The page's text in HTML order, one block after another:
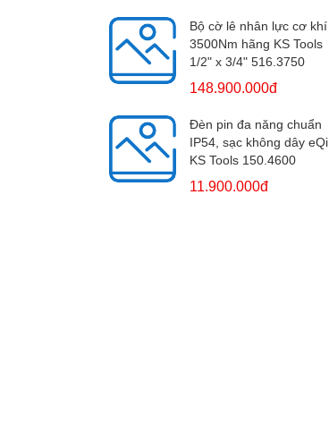
Bộ cờ lê nhân lực cơ khí
3500Nm hãng KS Tools
1/2" x 3/4" 516.3750
148.900.000đ
Đèn pin đa năng chuẩn
IP54, sạc không dây eQi
KS Tools 150.4600
11.900.000đ